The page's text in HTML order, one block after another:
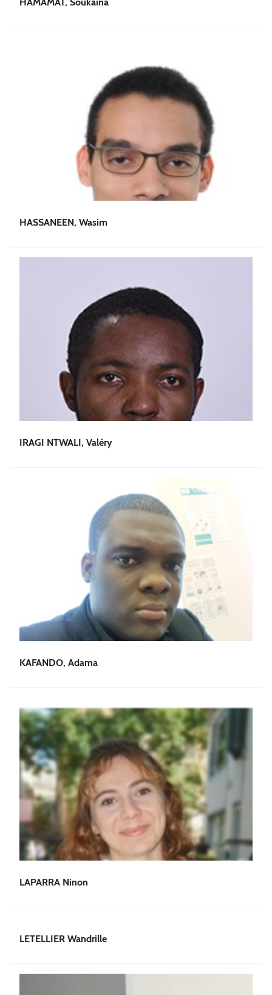
HASSANEEN, Wasim
IRAGI NTWALI, Valéry
KAFANDO, Adama
LAPARRA Ninon
LETELLIER Wandrille